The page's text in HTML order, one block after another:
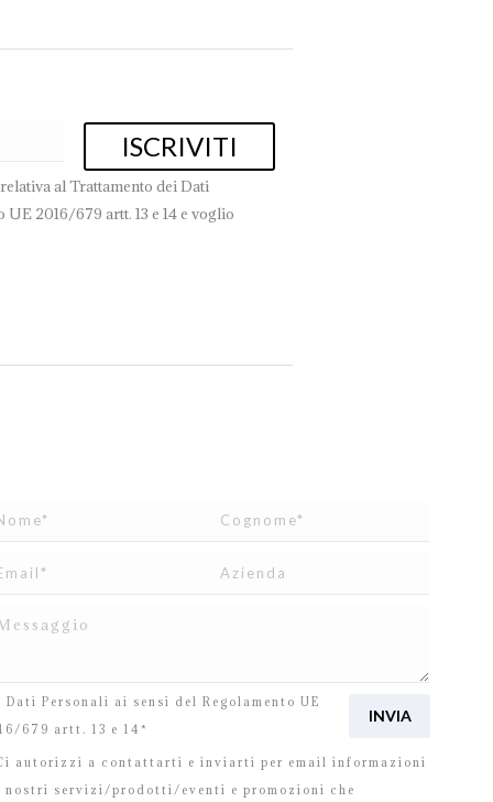
relativa al Trattamento dei Dati
2016/679 artt. 13 e 14 e voglio
Dati Personali ai sensi del Regolamento UE
679 artt. 13 e 14*
autorizzi a contattarti e inviarti per email informazioni
nostri servizi/prodotti/eventi e promozioni che